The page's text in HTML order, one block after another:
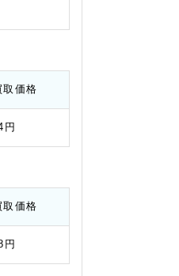
取価格
円
取価格
円